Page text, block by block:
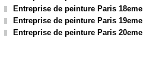
Entreprise de peinture Paris 18eme
Entreprise de peinture Paris 19eme
Entreprise de peinture Paris 20eme